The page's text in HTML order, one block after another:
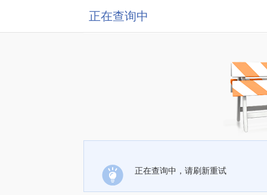
正在查询中
正在查询中，请刷新重试